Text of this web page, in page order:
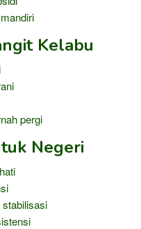
Kelabu
pergi
Negeri